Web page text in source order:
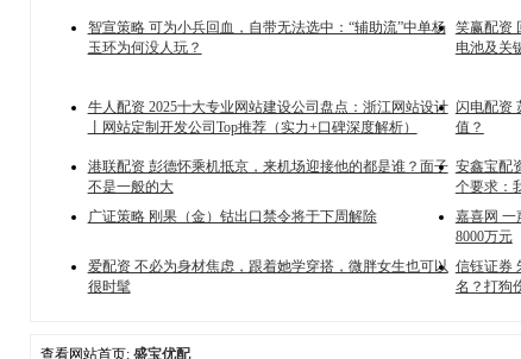
智宣策略 可为小兵回血，自带无法选中：“辅助流”中单杨
玉环为何没人玩？
笑赢配资
电池及关
牛人配资 2025十大专业网站建设公司盘点：浙江网站设计
丨网站定制开发公司Top推荐（实力+口碑深度解析）
闪电配资
值？
港联配资 彭德怀乘机抵京，来机场迎接他的都是谁？面子
不是一般的大
安鑫宝配
个要求：
广证策略 刚果（金）钴出口禁令将于下周解除
嘉喜网 一
8000万元
爱配资 不必为身材焦虑，跟着她学穿搭，微胖女生也可以
很时髦
信钰证券
名？打狗
查看网站首页: 盛宝优配